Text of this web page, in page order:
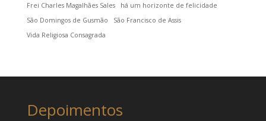
Frei Charles Magalhães Sales
há um horizonte de felicidade
São Domingos de Gusmão
São Francisco de Assis
Vida Religiosa Consagrada
Depoimentos